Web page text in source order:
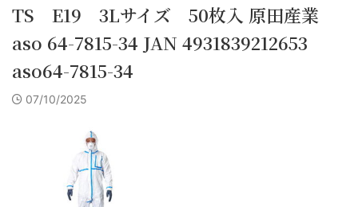
TS E19 3Lサイズ 50枚入 原田産業
aso 64-7815-34 JAN 4931839212653
aso64-7815-34
07/10/2025